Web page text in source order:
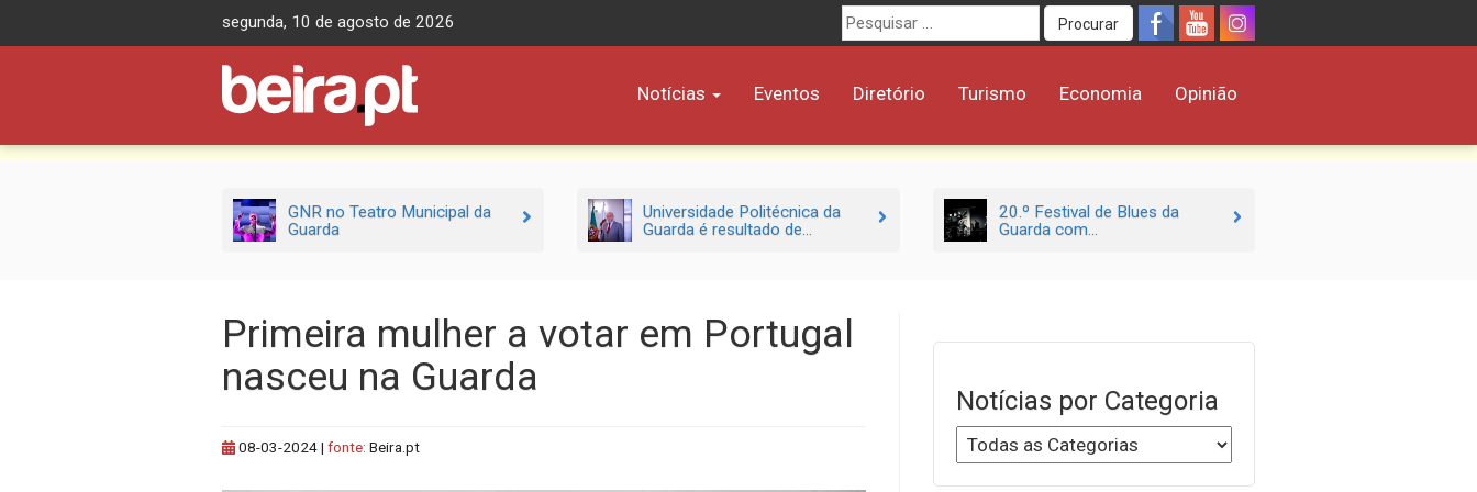
segunda, 10 de agosto de 2026
Procurar
por:
Procurar
Notícias Eventos Diretório Turismo Economia Opinião
GNR no Teatro Municipal da
Guarda
Universidade Politécnica da
Guarda é resultado de...
20.º Festival de Blues da
Guarda com...
Primeira mulher a votar em Portugal
nasceu na Guarda
08-03-2024| fonte: Beira.pt
Notícias por Categoria